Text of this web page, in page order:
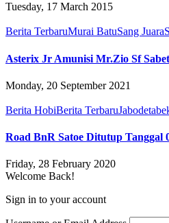
Tuesday, 17 March 2015
Berita TerbaruMurai BatuSang Juara
Asterix Jr Amunisi Mr.Zio Sf
Monday, 20 September 2021
Berita HobiBerita Terbaru
Road BnR Satoe Ditutup Tanggal
Friday, 28 February 2020
Welcome Back!
Sign in to your account